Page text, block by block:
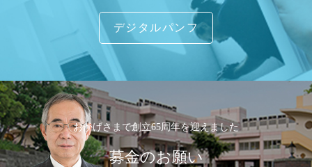
デジタルパンフ
おかげさまで創立65周年を迎えました
募金のお願い